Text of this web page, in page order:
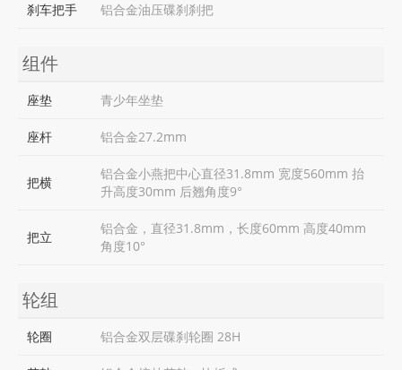
刹车把手 铝合金油压碟刹刹把
组件
座垫 青少年坐垫
座杆 铝合金27.2mm
把横
铝合金小燕把中心直径31.8mm 宽度560mm 抬
升高度30mm 后翘角度9°
把立
铝合金，直径31.8mm，长度60mm 高度40mm
角度10°
轮组
轮圈 铝合金双层碟刹轮圈 28H